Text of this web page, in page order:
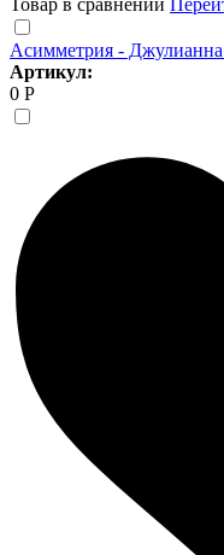
Асимметрия -
Артикул:
0 Р